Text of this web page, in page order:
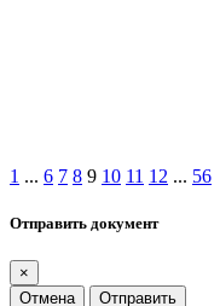
1 ... 6 7 8 9 10 11 12 ... 56
Отправить документ
×
Отмена
Отправить